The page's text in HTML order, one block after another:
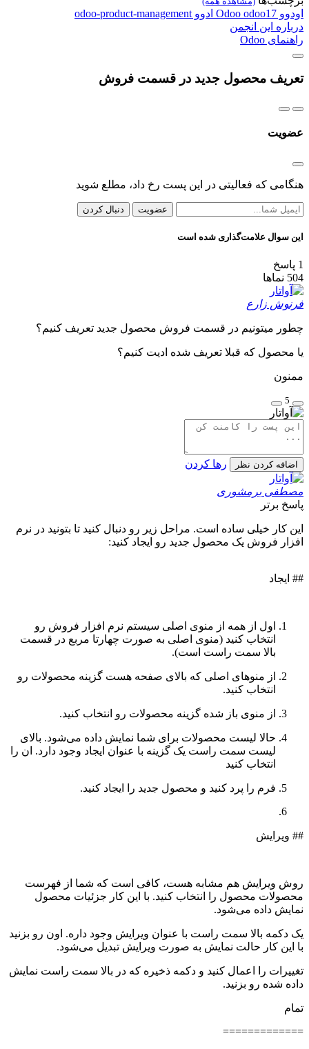
اودوو Odoo odoo17 ادوو odoo-product-management
درباره این انجمن
راهنمای Odoo
تعریف محصول جدید در قسمت فروش
عضویت
هنگامی که فعالیتی در این پست رخ داد، مطلع شوید
عضویت دنبال کردن
این سوال علامت‌گذاری شده است
1 پاسخ
504 نماها
فرنوش زارع
چطور میتونیم در قسمت فروش محصول جدید تعریف کنیم؟
یا محصول که قبلا تعریف شده ادیت کنیم؟
ممنون
5
اضافه کردن نظر رها کردن
مصطفی برمشوری
پاسخ برتر
این کار خیلی ساده است. مراحل زیر رو دنبال کنید تا بتونید در نرم
افزار فروش یک محصول جدید رو ایجاد کنید:
## ایجاد
اول از همه از منوی اصلی سیستم نرم افزار فروش رو
انتخاب کنید (منوی اصلی به صورت چهارتا مربع در قسمت
بالا سمت راست است).
از منوهای اصلی که بالای صفحه هست گزینه محصولات رو
انتخاب کنید.
از منوی باز شده گزینه محصولات رو انتخاب کنید.
حالا لیست محصولات برای شما نمایش داده می‌شود. بالای
لیست سمت راست یک گزینه با عنوان ایجاد وجود دارد. ان را
انتخاب کنید
فرم را پرد کنید و محصول جدید را ایجاد کنید.
## ویرایش
روش ویرایش هم مشابه هست، کافی است که شما از فهرست
محصولات محصول را انتخاب کنید. با این کار جزئیات محصول
نمایش داده می‌شود.
یک دکمه بالا سمت راست با عنوان ویرایش وجود داره. اون رو بزنید
با این کار حالت نمایش به صورت ویرایش تبدیل می‌شود.
تغییرات را اعمال کنید و دکمه ذخیره که در بالا سمت راست نمایش
داده شده رو بزنید.
تمام
=============